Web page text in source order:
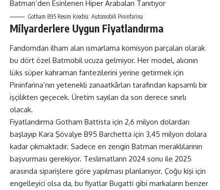
Gotham B95 Resim Kredisi: Automobili Pininfarina
Milyarderlere Uygun Fiyatlandırma
Fandomdan ilham alan ısmarlama komisyon parçaları olarak
bu dört özel Batmobil ucuza gelmiyor. Her model, alıcının
lüks süper kahraman fantezilerini yerine getirmek için
Pininfarina’nın yetenekli zanaatkârları tarafından kapsamlı bir
işçilikten geçecek. Üretim sayıları da son derece sınırlı
olacak.
Fiyatlandırma Gotham Battista için 2,6 milyon dolardan
başlayıp Kara Şövalye B95 Barchetta için 3,45 milyon dolara
kadar çıkmaktadır. Sadece en zengin Batman meraklılarının
başvurması gerekiyor. Teslimatların 2024 sonu ile 2025
arasında siparişlere göre yapılması planlanıyor. Çoğu kişi için
engelleyici olsa da, bu fiyatlar Bugatti gibi markaların benzer